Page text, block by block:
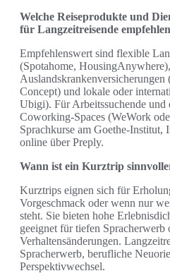
Welche Reiseprodukte und
für Langzeitreisende
Empfehlenswert sind flexible
(Spotahome,
Concept) und lokale oder
Ubigi). Für Arbeitssuchende und
Coworking-Spaces (WeWork
Sprachkurse am Goethe-Institut,
online über Preply.
Wann ist ein Kurztrip
Kurztrips eignen sich für
Vorgeschmack oder wenn nur
steht. Sie bieten hohe
geeignet für tiefen Spracherwerb
Verhaltensänderungen.
Spracherwerb, berufliche
Perspektivwechsel.